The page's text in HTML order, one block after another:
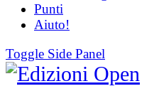
Punti
Aiuto!
Toggle Side Panel